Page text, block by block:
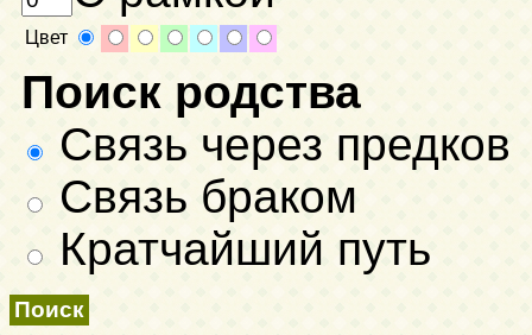
Цвет
Поиск родства
Связь через предков
Связь браком
Кратчайший путь